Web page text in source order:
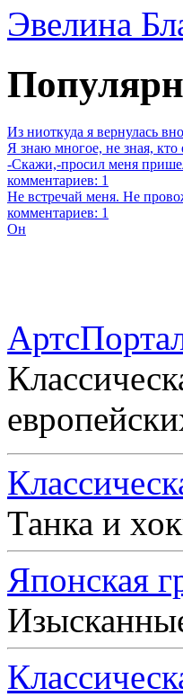
Эвелина
Из ниоткуда я вернулась
Я знаю многое, не зная, кто
-Скажи,-просил меня
комментариев: 1
Не встречай меня. Не
комментариев: 1
Он
Танка и
Японская